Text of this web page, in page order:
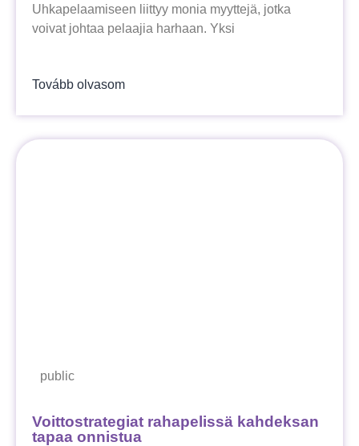
Uhkapelaamiseen liittyy monia myyttejä, jotka
voivat johtaa pelaajia harhaan. Yksi
Tovább olvasom
public
Voittostrategiat rahapelissä kahdeksan
tapaa onnistua